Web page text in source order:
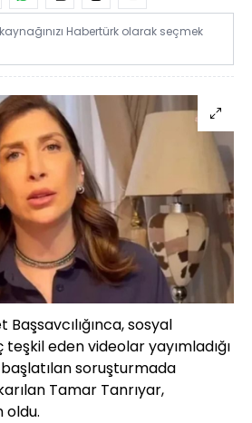
Habertürk olarak seçmek
sosyal
eden videolar yayımladığı
başlatılan soruşturmada
Tamar Tanrıyar,
oldu.